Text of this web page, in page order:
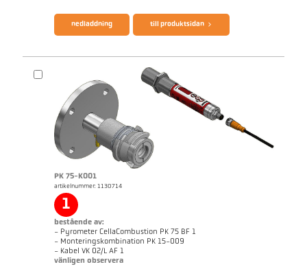
Mått ritning PK 73-K003
applikationsrapport CellaCombustion
teknisk rapport Optical temperature
measurement in combustion plants
nedladdning till produktsidan
PK 75-K001
artikelnummer: 1130714
1
bestående av:
- Pyrometer CellaCombustion PK 75 BF 1
- Monteringskombination PK 15-009
- Kabel VK 02/L AF 1
vänligen observera
broschyr CellaTemp PK PKF PKL